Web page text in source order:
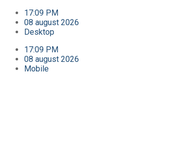
17:09 PM
08 august 2026
Desktop
17:09 PM
08 august 2026
Mobile